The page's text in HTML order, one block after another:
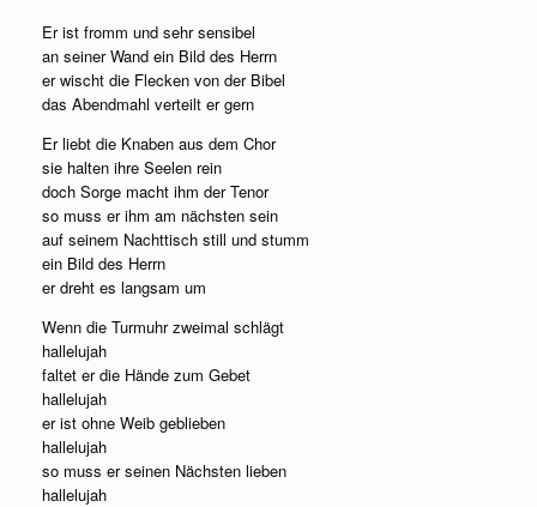
Er ist fromm und sehr sensibel
an seiner Wand ein Bild des Herrn
er wischt die Flecken von der Bibel
das Abendmahl verteilt er gern
Er liebt die Knaben aus dem Chor
sie halten ihre Seelen rein
doch Sorge macht ihm der Tenor
so muss er ihm am nächsten sein
auf seinem Nachttisch still und stumm
ein Bild des Herrn
er dreht es langsam um
Wenn die Turmuhr zweimal schlägt
hallelujah
faltet er die Hände zum Gebet
hallelujah
er ist ohne Weib geblieben
hallelujah
so muss er seinen Nächsten lieben
hallelujah